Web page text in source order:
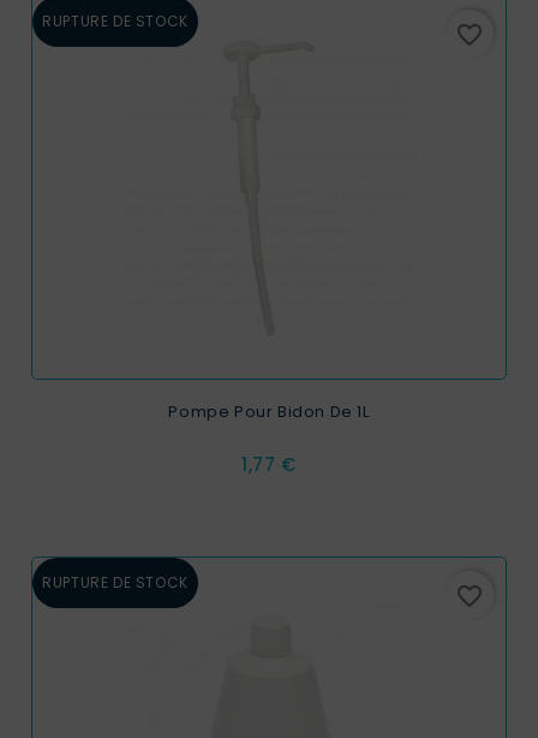
RUPTURE DE STOCK favorite_border
Pompe Pour Bidon De 1L
Prix
1,77 €
RUPTURE DE STOCK favorite_border